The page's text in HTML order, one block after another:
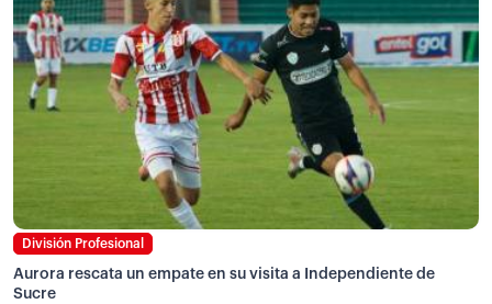
División Profesional
Aurora rescata un empate en su visita a Independiente de
Sucre